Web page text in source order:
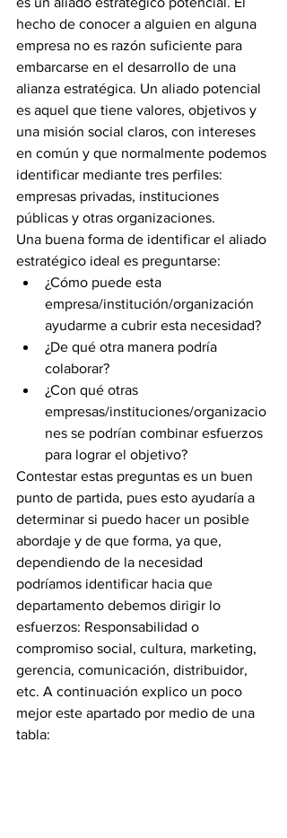
hecho de conocer a alguien en alguna
empresa no es razón suficiente para
embarcarse en el desarrollo de una
alianza estratégica. Un aliado potencial
es aquel que tiene valores, objetivos y
una misión social claros, con intereses
en común y que normalmente podemos
identificar mediante tres perfiles:
empresas privadas, instituciones
públicas y otras organizaciones.
Una buena forma de identificar el aliado
estratégico ideal es preguntarse:
¿Cómo puede esta
empresa/institución/organización
ayudarme a cubrir esta necesidad?
¿De qué otra manera podría
colaborar?
¿Con qué otras
empresas/instituciones/organizacio
nes se podrían combinar esfuerzos
para lograr el objetivo?
Contestar estas preguntas es un buen
punto de partida, pues esto ayudaría a
determinar si puedo hacer un posible
abordaje y de que forma, ya que,
dependiendo de la necesidad
podríamos identificar hacia que
departamento debemos dirigir lo
esfuerzos: Responsabilidad o
compromiso social, cultura, marketing,
gerencia, comunicación, distribuidor,
etc. A continuación explico un poco
mejor este apartado por medio de una
tabla: